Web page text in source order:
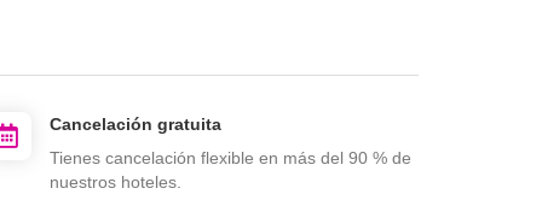
Cancelación gratuita
Tienes cancelación flexible en más del 90 % de
nuestros hoteles.